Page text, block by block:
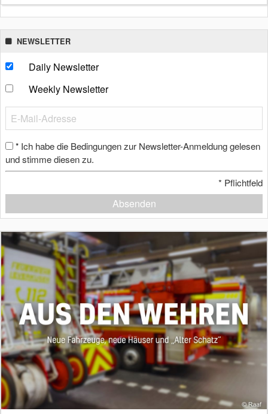
NEWSLETTER
Daily Newsletter
Weekly Newsletter
* Ich habe die Bedingungen zur Newsletter-Anmeldung gelesen
und stimme diesen zu.
* Pflichtfeld
Absenden